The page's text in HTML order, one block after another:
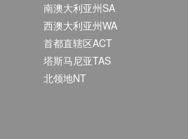
南澳大利亚州SA
西澳大利亚州WA
首都直辖区ACT
塔斯马尼亚TAS
北领地NT